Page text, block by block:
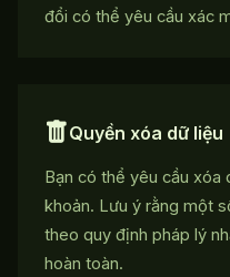
đổi có thể yêu cầu xác
Quyền xóa dữ liệu
Bạn có thể yêu cầu xóa
khoản. Lưu ý rằng một
theo quy định pháp lý
hoàn toàn.